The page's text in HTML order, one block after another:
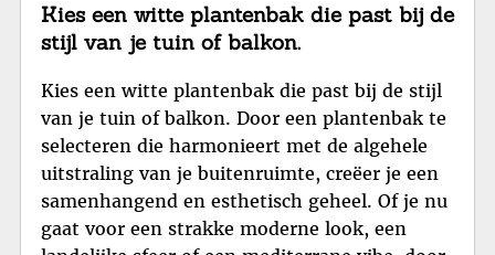
Kies een witte plantenbak die past bij de
stijl van je tuin of balkon.
Kies een witte plantenbak die past bij de stijl
van je tuin of balkon. Door een plantenbak te
selecteren die harmonieert met de algehele
uitstraling van je buitenruimte, creëer je een
samenhangend en esthetisch geheel. Of je nu
gaat voor een strakke moderne look, een